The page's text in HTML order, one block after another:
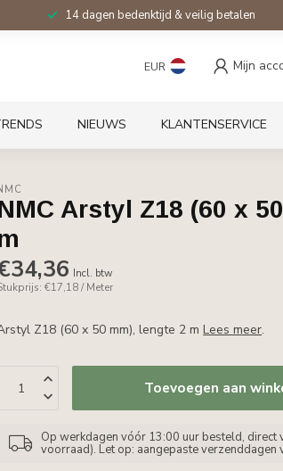
14 dagen bedenktijd & veilig betalen
EUR Mijn
NIEUWS KLANTENSERVICE
Arstyl Z18 (60 x
Incl. btw
€17,18 / Meter
Z18 (60 x 50 mm), lengte 2 mLees meer.
Toevoegen aan
Op werkdagen vóór 13:00 uur besteld, direct
voorraad). Let op: aangepaste verzenddagen